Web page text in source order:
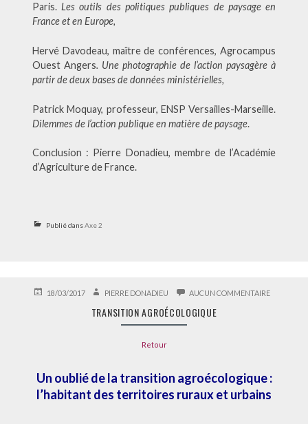
Paris. Les outils des politiques publiques de paysage en
France et en Europe,
Hervé Davodeau, maître de conférences, Agrocampus
Ouest Angers. Une photographie de l’action paysagère à
partir de deux bases de données ministérielles,
Patrick Moquay, professeur, ENSP Versailles-Marseille.
Dilemmes de l’action publique en matière de paysage.
Conclusion : Pierre Donadieu, membre de l’Académie
d’Agriculture de France.
Publié dansAxe 2
PUBLIÉ18/03/2017 AUTEURPIERRE DONADIEU AUCUN COMMENTAIRESUR
TRANSITION AGROÉCOLOGIQUE
Retour
Un oublié de la transition agroécologique :
l’habitant des territoires ruraux et urbains